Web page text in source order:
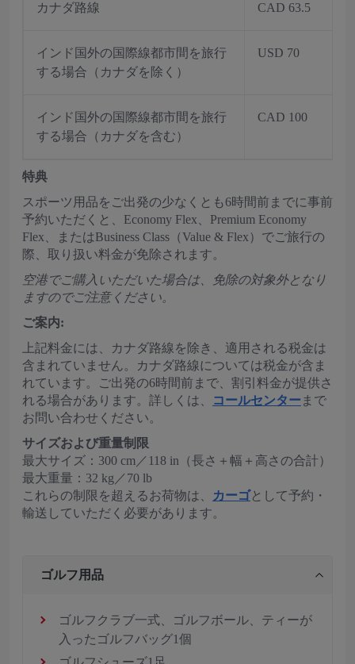
カナダ路線 CAD 63.5
インド国外の国際線都市間を旅行
する場合（カナダを除く）
USD 70
インド国外の国際線都市間を旅行
する場合（カナダを含む）
CAD 100
特典
スポーツ用品をご出発の少なくとも6時間前までに事前
予約いただくと、Economy Flex、Premium Economy
Flex、またはBusiness Class（Value & Flex）でご旅行の
際、取り扱い料金が免除されます。
空港でご購入いただいた場合は、免除の対象外となり
ますのでご注意ください。
ご案内:
上記料金には、カナダ路線を除き、適用される税金は
含まれていません。カナダ路線については税金が含ま
れています。ご出発の6時間前まで、割引料金が提供さ
れる場合があります。詳しくは、
コールセンター まで
お問い合わせください。
サイズおよび重量制限
最大サイズ：300 cm／118 in（長さ＋幅＋高さの合計）
最大重量：32 kg／70 lb
これらの制限を超えるお荷物は、
カーゴとして予約・
輸送していただく必要があります。
ゴルフ用品
ゴルフクラブ一式、ゴルフボール、ティーが
入ったゴルフバッグ1個